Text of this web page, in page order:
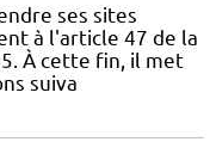
ses sites
à l'article 47 de la
À cette fin, il met
suiva